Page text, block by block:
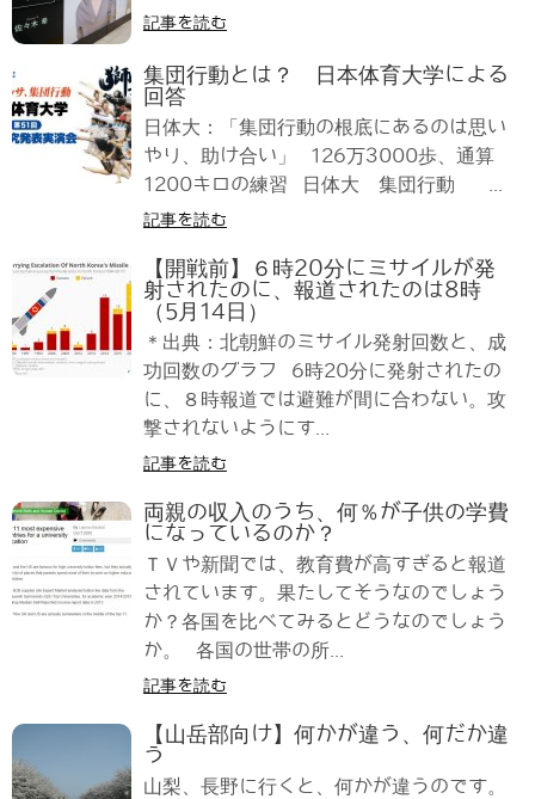
記事を読む
集団行動とは？ 日本体育大学による
回答
日体大：「集団行動の根底にあるのは思い
やり、助け合い」 126万3000歩、通算
1200キロの練習 日体大 集団行動 ...
記事を読む
【開戦前】６時20分にミサイルが発
射されたのに、報道されたのは8時
（5月14日）
＊出典：北朝鮮のミサイル発射回数と、成
功回数のグラフ 6時20分に発射されたの
に、８時報道では避難が間に合わない。攻
撃されないようにす...
記事を読む
両親の収入のうち、何％が子供の学費
になっているのか？
ＴＶや新聞では、教育費が高すぎると報道
されています。果たしてそうなのでしょう
か？各国を比べてみるとどうなのでしょう
か。 各国の世帯の所...
記事を読む
【山岳部向け】何かが違う、何だか違
う
山梨、長野に行くと、何かが違うのです。